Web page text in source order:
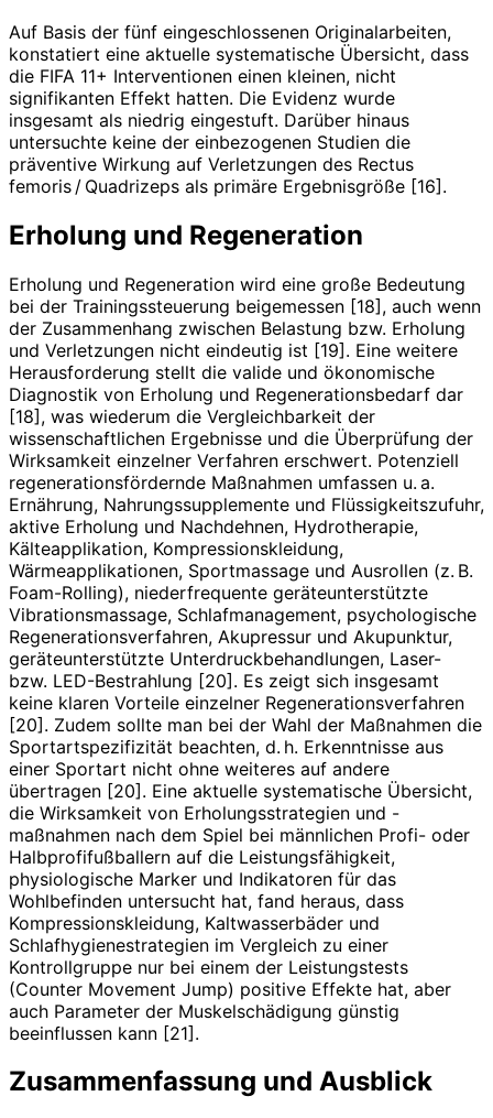
Auf Basis der fünf eingeschlossenen Originalarbeiten,
konstatiert eine aktuelle systematische Übersicht, dass
die FIFA 11+ Interventionen einen kleinen, nicht
signifikanten Effekt hatten. Die Evidenz wurde
insgesamt als niedrig eingestuft. Darüber hinaus
untersuchte keine der einbezogenen Studien die
präventive Wirkung auf Verletzungen des Rectus
femoris / Quadrizeps als primäre Ergebnisgröße [16].
Erholung und Regeneration
Erholung und Regeneration wird eine große Bedeutung
bei der Trainingssteuerung beigemessen [18], auch wenn
der Zusammenhang zwischen Belastung bzw. Erholung
und Verletzungen nicht eindeutig ist [19]. Eine weitere
Herausforderung stellt die valide und ökonomische
Diagnostik von Erholung und Regenerationsbedarf dar
[18], was wiederum die Vergleichbarkeit der
wissenschaftlichen Ergebnisse und die Überprüfung der
Wirksamkeit einzelner Verfahren erschwert. Potenziell
regenerationsfördernde Maßnahmen umfassen u. a.
Ernährung, Nahrungssupplemente und Flüssigkeitszufuhr,
aktive Erholung und Nachdehnen, Hydrotherapie,
Kälteapplikation, Kompressionskleidung,
Wärmeapplikationen, Sportmassage und Ausrollen (z. B.
Foam-Rolling), niederfrequente geräteunterstützte
Vibrationsmassage, Schlafmanagement, psychologische
Regenerationsverfahren, Akupressur und Akupunktur,
geräteunterstützte Unterdruckbehandlungen, Laser-
bzw. LED-Bestrahlung [20]. Es zeigt sich insgesamt
keine klaren Vorteile einzelner Regenerationsverfahren
[20]. Zudem sollte man bei der Wahl der Maßnahmen die
Sportartspezifizität beachten, d. h. Erkenntnisse aus
einer Sportart nicht ohne weiteres auf andere
übertragen [20]. Eine aktuelle systematische Übersicht,
die Wirksamkeit von Erholungsstrategien und -
maßnahmen nach dem Spiel bei männlichen Profi- oder
Halbprofifußballern auf die Leistungsfähigkeit,
physiologische Marker und Indikatoren für das
Wohlbefinden untersucht hat, fand heraus, dass
Kompressionskleidung, Kaltwasserbäder und
Schlafhygienestrategien im Vergleich zu einer
Kontrollgruppe nur bei einem der Leistungstests
(Counter Movement Jump) positive Effekte hat, aber
auch Parameter der Muskelschädigung günstig
beeinflussen kann [21].
Zusammenfassung und Ausblick